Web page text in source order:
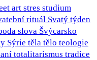
art stres studium
rituál Svatý týden
slova Švýcarsko
Sýrie těla tělo teologie
totalitarismus tradice